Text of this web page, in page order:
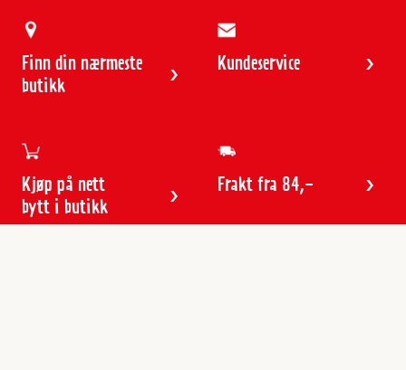
Finn din nærmeste
butikk
Kundeservice
Kjøp på nett
bytt i butikk
Frakt fra 84,-